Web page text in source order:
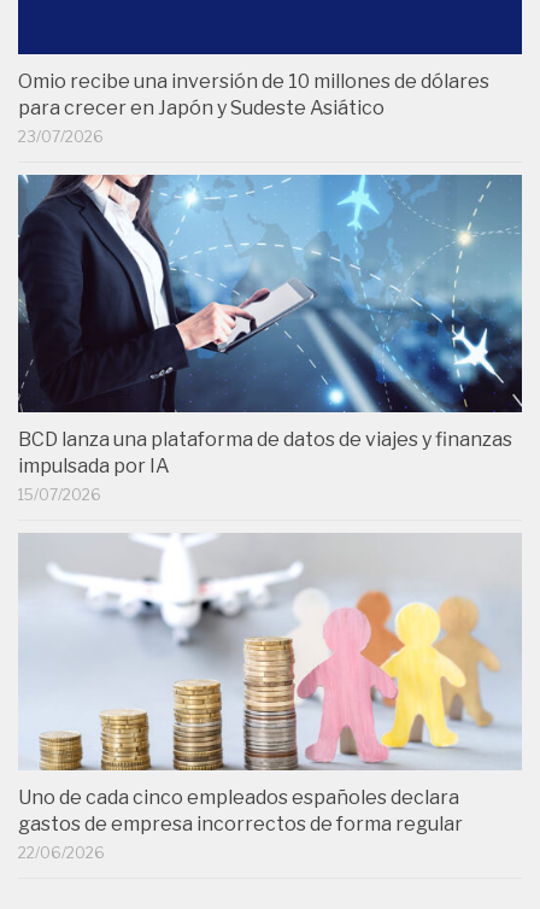
Omio recibe una inversión de 10 millones de dólares
para crecer en Japón y Sudeste Asiático
23/07/2026
BCD lanza una plataforma de datos de viajes y finanzas
impulsada por IA
15/07/2026
Uno de cada cinco empleados españoles declara
gastos de empresa incorrectos de forma regular
22/06/2026